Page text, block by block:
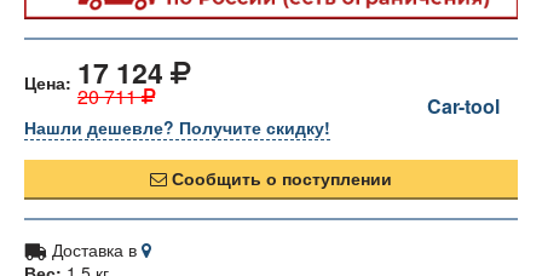
Цена: 17 124
20 711 Car-tool
Нашли дешевле? Получите скидку!
Сообщить о поступлении
Доставка в